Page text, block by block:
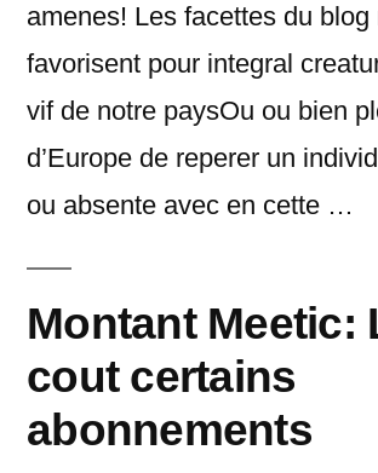
amenes! Les facettes du blog
favorisent pour integral
vif de notre paysOu ou bien
d’Europe de reperer un
ou absente avec en cette …
Montant Meetic:
cout certains
abonnements